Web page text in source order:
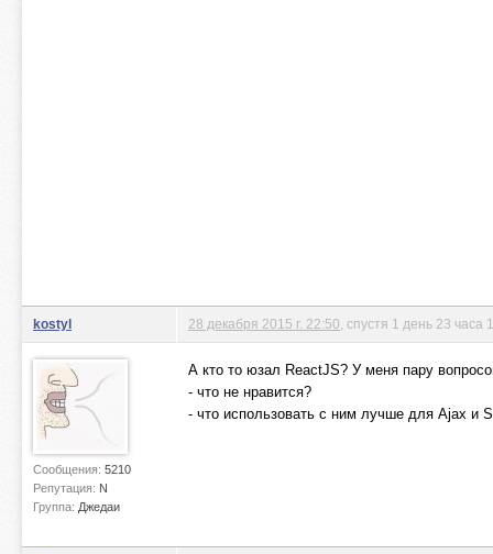
kostyl
Сообщения: 5210
Репутация: N
Группа: Джедаи
28 декабря 2015 г. 22:50 , спустя 1 день 23 часа
А кто то юзал ReactJS? У меня пару
- что не нравится?
- что использовать с ним лучше для Ajax и